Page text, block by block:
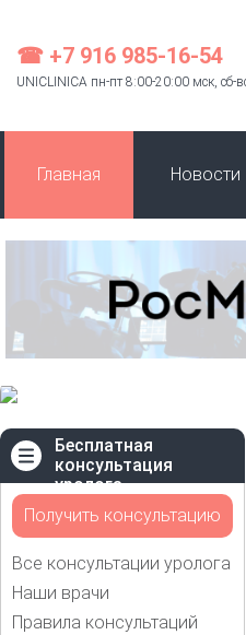
☎ +7 916 985-16-54
UNICLINICA пн-пт 8:00-20:00 мск, сб-
Главная Новости
Бесплатная
консультация
уролога
Получить консультацию
Все консультации уролога
Наши врачи
Правила консультаций